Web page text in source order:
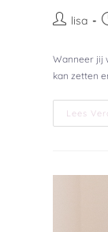
lisa
Wanneer jij
kan zetten
Lees